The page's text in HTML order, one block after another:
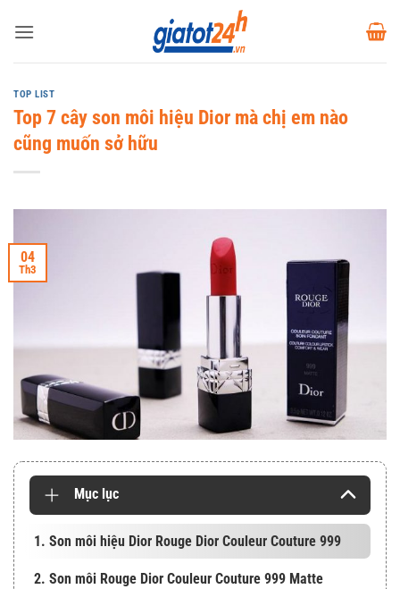
qua
TOP LIST
Top 7 cây son môi hiệu Dior mà chị em nào
cũng muốn sở hữu
04
Th3
Mục lục
1. Son môi hiệu Dior Rouge Dior Couleur Couture 999
2. Son môi Rouge Dior Couleur Couture 999 Matte